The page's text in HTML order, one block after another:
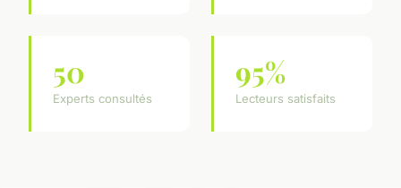
50
Experts consultés
95%
Lecteurs satisfaits